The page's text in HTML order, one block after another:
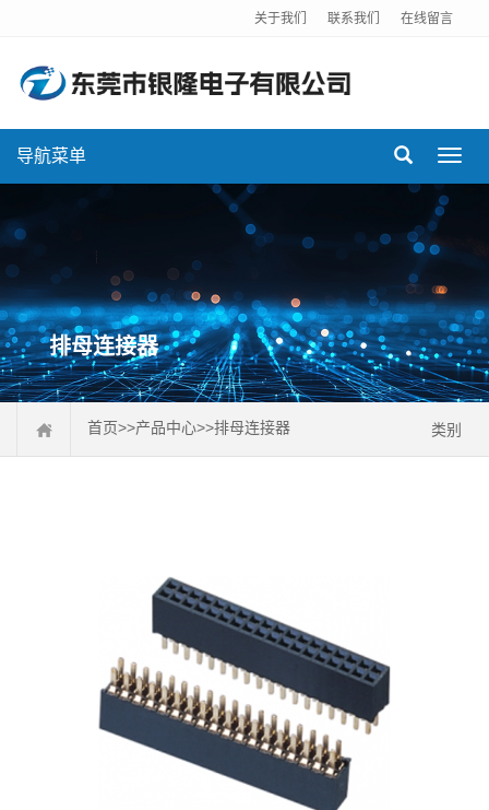
关于我们 联系我们 在线留言
导航菜单
排母连接器
首页>>产品中心>>排母连接器 类别